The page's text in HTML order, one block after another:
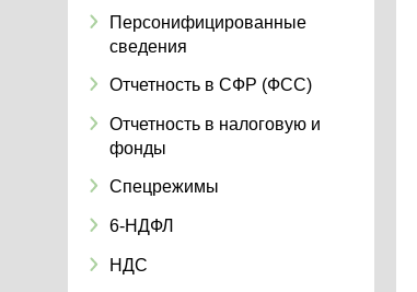
Персонифицированные
сведения
Отчетность в СФР (ФСС)
Отчетность в налоговую и
фонды
Спецрежимы
6-НДФЛ
НДС